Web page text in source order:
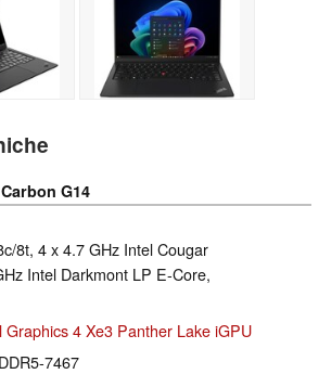
G14
8t, 4 x 4.7 GHz Intel Cougar
Intel Darkmont LP E-Core,
Graphics 4 Xe3 Panther Lake iGPU
7467